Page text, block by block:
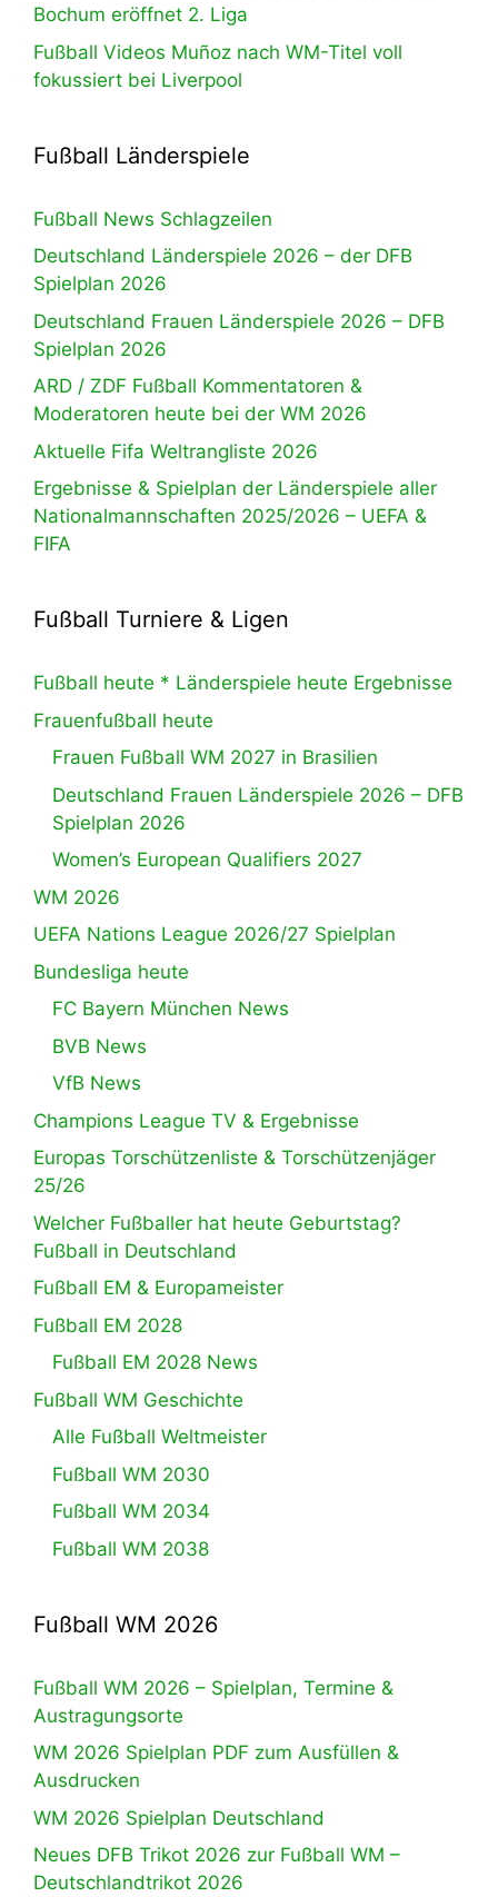
Bochum eröffnet 2. Liga
Fußball Videos Muñoz nach WM-Titel voll
fokussiert bei Liverpool
Fußball Länderspiele
Fußball News Schlagzeilen
Deutschland Länderspiele 2026 – der DFB
Spielplan 2026
Deutschland Frauen Länderspiele 2026 – DFB
Spielplan 2026
ARD / ZDF Fußball Kommentatoren &
Moderatoren heute bei der WM 2026
Aktuelle Fifa Weltrangliste 2026
Ergebnisse & Spielplan der Länderspiele aller
Nationalmannschaften 2025/2026 – UEFA &
FIFA
Fußball Turniere & Ligen
Fußball heute * Länderspiele heute Ergebnisse
Frauenfußball heute
Frauen Fußball WM 2027 in Brasilien
Deutschland Frauen Länderspiele 2026 – DFB
Spielplan 2026
Women’s European Qualifiers 2027
WM 2026
UEFA Nations League 2026/27 Spielplan
Bundesliga heute
FC Bayern München News
BVB News
VfB News
Champions League TV & Ergebnisse
Europas Torschützenliste & Torschützenjäger
25/26
Welcher Fußballer hat heute Geburtstag?
Fußball in Deutschland
Fußball EM & Europameister
Fußball EM 2028
Fußball EM 2028 News
Fußball WM Geschichte
Alle Fußball Weltmeister
Fußball WM 2030
Fußball WM 2034
Fußball WM 2038
Fußball WM 2026
Fußball WM 2026 – Spielplan, Termine &
Austragungsorte
WM 2026 Spielplan PDF zum Ausfüllen &
Ausdrucken
WM 2026 Spielplan Deutschland
Neues DFB Trikot 2026 zur Fußball WM –
Deutschlandtrikot 2026